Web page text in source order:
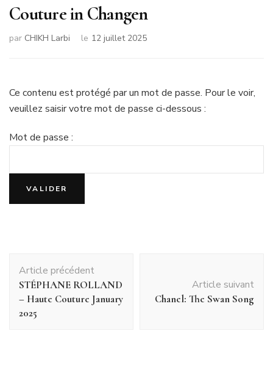
Couture in Changen
par CHIKH Larbi le 12 juillet 2025
Ce contenu est protégé par un mot de passe. Pour le voir,
veuillez saisir votre mot de passe ci-dessous :
Mot de passe :
d'article
Article précédent
STÉPHANE ROLLAND
– Haute Couture January
2025
Article suivant
Chanel: The Swan Song